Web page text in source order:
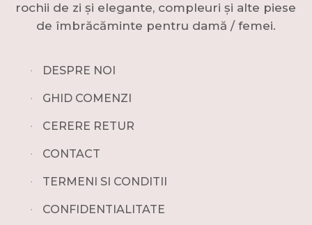
rochii de zi și elegante, compleuri și alte piese
de îmbrăcăminte pentru damă / femei.
∙ DESPRE NOI
∙ GHID COMENZI
∙ CERERE RETUR
∙ CONTACT
∙ TERMENI SI CONDITII
∙ CONFIDENTIALITATE